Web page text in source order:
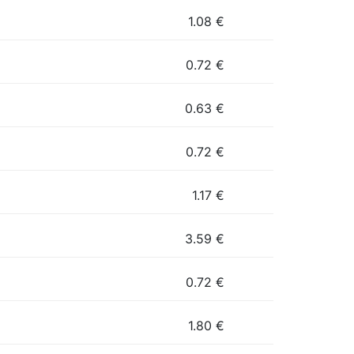
1.08 €
0.72 €
0.63 €
0.72 €
1.17 €
3.59 €
0.72 €
1.80 €